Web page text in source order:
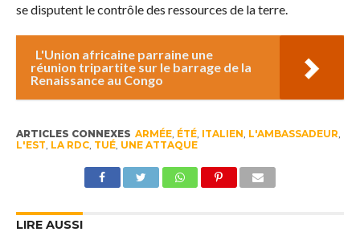
se disputent le contrôle des ressources de la terre.
L'Union africaine parraine une
réunion tripartite sur le barrage de la
Renaissance au Congo
ARTICLES CONNEXES ARMÉE, ÉTÉ, ITALIEN L'AMBASSADEUR
L'EST LA RDC, TUÉ, UNE ATTAQUE
LIRE AUSSI